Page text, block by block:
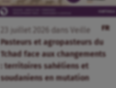
FR
juillet dans
Veille
Pasteurs et agropasteurs du
Tchad face aux changements
: territoires sahéliens et
soudaniens en mutation